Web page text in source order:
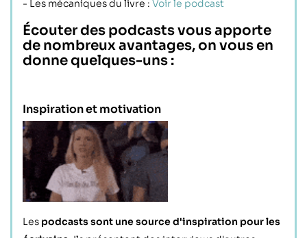
- Les mécaniques du livre : Voir le podcast
Écouter des podcasts vous apporte
de nombreux avantages, on vous en
donne quelques-uns :
Inspiration et motivation
Les podcasts sont une source d'inspiration pour les